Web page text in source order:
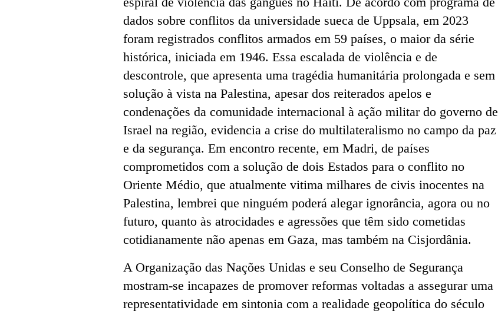
dados sobre conflitos da universidade sueca de Uppsala, em 2023
foram registrados conflitos armados em 59 países, o maior da série
histórica, iniciada em 1946. Essa escalada de violência e de
descontrole, que apresenta uma tragédia humanitária prolongada e sem
solução à vista na Palestina, apesar dos reiterados apelos e
condenações da comunidade internacional à ação militar do governo de
Israel na região, evidencia a crise do multilateralismo no campo da paz
e da segurança. Em encontro recente, em Madri, de países
comprometidos com a solução de dois Estados para o conflito no
Oriente Médio, que atualmente vitima milhares de civis inocentes na
Palestina, lembrei que ninguém poderá alegar ignorância, agora ou no
futuro, quanto às atrocidades e agressões que têm sido cometidas
cotidianamente não apenas em Gaza, mas também na Cisjordânia.
A Organização das Nações Unidas e seu Conselho de Segurança
mostram-se incapazes de promover reformas voltadas a assegurar uma
representatividade em sintonia com a realidade geopolítica do século